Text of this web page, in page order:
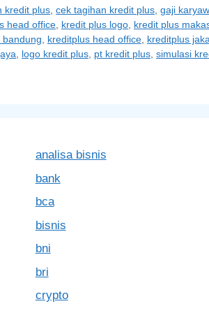
kredit plus ,cek tagihan kredit plus ,gaji
head office kredit plus logo kredit plus
bandung
kreditplus head office kreditplus
logo kredit plus pt kredit plus simulasi
analisa bisnis
bank
bca
bisnis
bni
bri
crypto